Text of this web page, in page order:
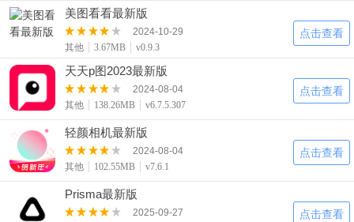
美图看看最新版
2024-10-29
其他
3.67MB v0.9.3
点击查看
天天p图2023最新版
2024-08-04
其他
138.26MB v6.7.5.307
点击查看
轻颜相机最新版
2024-08-04
其他
102.55MB v7.6.1
点击查看
Prisma最新版
2025-09-27
点击查看